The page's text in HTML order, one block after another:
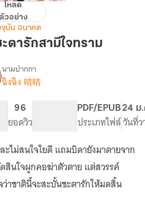
โหลด
วอย่าง
บัน อนาคต
ตารักสามีใจทราม
เรื่อง
กลับ
มา
สะบั้น
ชะตา
รัก
สามี
ใจ
ทราม
นามปากกา
ฉิงฉิง 晴晴
96
ยอดวิว
PDF/EPUB
ประเภทไฟล์
24 ม
วันที่ว
ไม่สนใจใยดี แถมบิดายังมาตายจาก
สินใจผูกคอฆ่าตัวตาย แต่สวรรค์
าชาตินี้จะสะบั้นชะตารักให้มดสิ้น